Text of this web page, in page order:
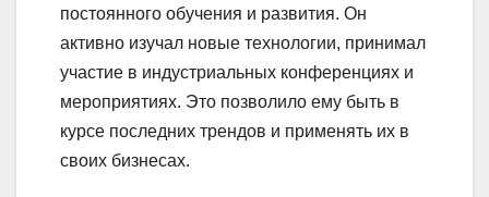
постоянного обучения и развития. Он
активно изучал новые технологии, принимал
участие в индустриальных конференциях и
мероприятиях. Это позволило ему быть в
курсе последних трендов и применять их в
своих бизнесах.